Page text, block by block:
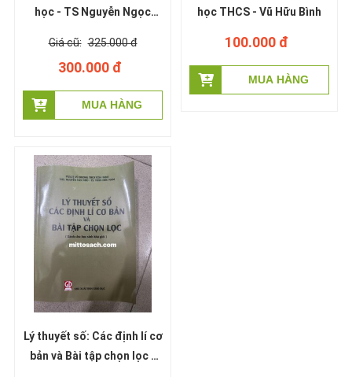
học - TS Nguyễn Ngọc
325.000 đ
300.000 đ
học THCS - Vũ Hữu Bình
100.000 đ
Lý thuyết số: Các định lí cơ
bản và Bài tập chọn lọc -